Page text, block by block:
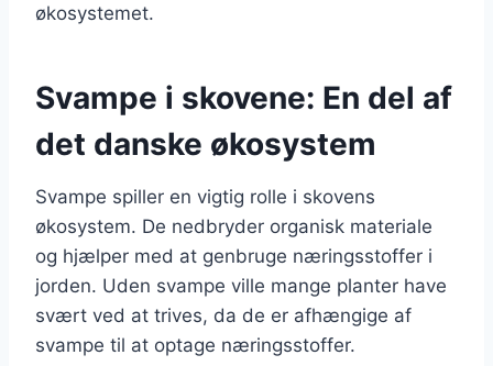
økosystemet.
Svampe i skovene: En del af
det danske økosystem
Svampe spiller en vigtig rolle i skovens
økosystem. De nedbryder organisk materiale
og hjælper med at genbruge næringsstoffer i
jorden. Uden svampe ville mange planter have
svært ved at trives, da de er afhængige af
svampe til at optage næringsstoffer.